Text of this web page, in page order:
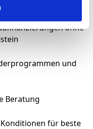
ohne
und
Beratung
für beste